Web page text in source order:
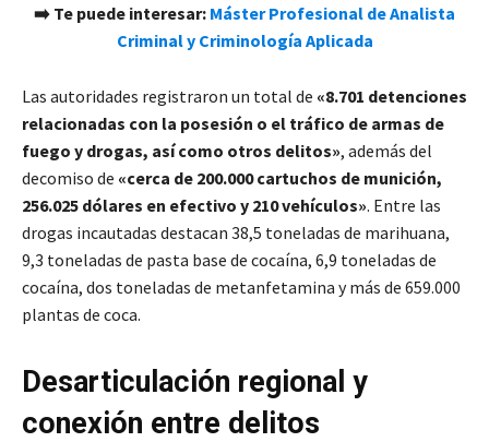
➡️ Te puede interesar: Máster Profesional de Analista
Criminal y Criminología Aplicada
Las autoridades registraron un total de «8.701 detenciones
relacionadas con la posesión o el tráfico de armas de
fuego y drogas, así como otros delitos», además del
decomiso de «cerca de 200.000 cartuchos de munición,
256.025 dólares en efectivo y 210 vehículos». Entre las
drogas incautadas destacan 38,5 toneladas de marihuana,
9,3 toneladas de pasta base de cocaína, 6,9 toneladas de
cocaína, dos toneladas de metanfetamina y más de 659.000
plantas de coca.
Desarticulación regional y
conexión entre delitos